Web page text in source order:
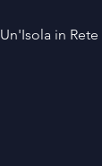
Un'Isola in Rete